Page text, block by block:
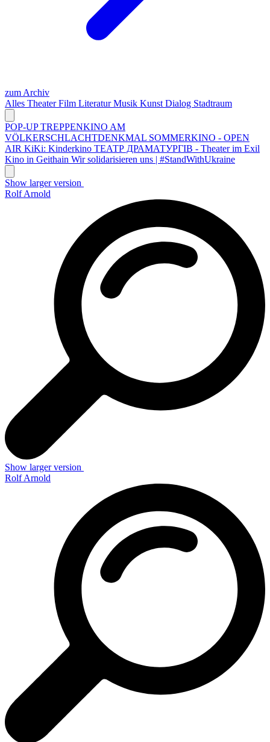
zum Archiv
Alles TheaterFilm LiteraturMusik Kunst Dialog Stadtraum
POP-UP TREPPENKINO AM
VÖLKERSCHLACHTDENKMAL SOMMERKINO - OPEN
AIR KiKi: Kinderkino ТЕАТР ДРАМАТУРГІВ - Theater im Exil
Kino in Geithain Wir solidarisieren uns | #StandWithUkraine
Show larger version
Rolf Arnold
Show larger version
Rolf Arnold